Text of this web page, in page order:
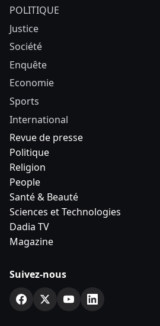
POLITIQUE
Justice
Société
Enquête
Economie
Sports
International
Revue de presse
Politique
Religion
People
Santé & Beauté
Sciences et Technologies
Dadia TV
Magazine
Suivez-nous